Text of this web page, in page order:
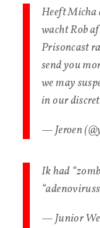
Heeft Micha
wacht Rob
Prisoncast
send you
we may
in our
— Jeroen
Ik had
— Junior